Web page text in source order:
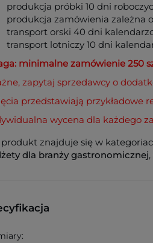
produkcja próbki 10 dni
produkcja zamówienia zależna
transport orski 40 dni
transport lotniczy 10 dni
minimalne zamówienie 250
zapytaj sprzedawcy o
przedstawiają przykładowe
wycena dla każdego
produkt znajduje się w
dla branży gastronomicznej,